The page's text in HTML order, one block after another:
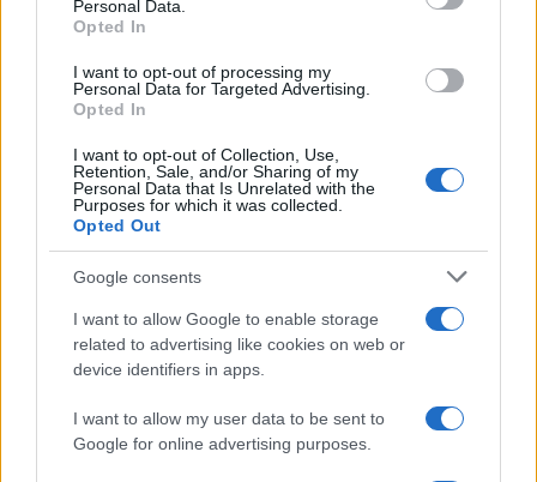
Personal Data.
Opted In
I want to opt-out of processing my
Personal Data for Targeted Advertising.
Opted In
I want to opt-out of Collection, Use,
Retention, Sale, and/or Sharing of my
Personal Data that Is Unrelated with the
Purposes for which it was collected.
Opted Out
Google consents
I want to allow Google to enable storage
related to advertising like cookies on web or
device identifiers in apps.
I want to allow my user data to be sent to
Google for online advertising purposes.
Approfondimenti: casi tipici ed
In contesti con scarse risorse, la priorità è spesso
che mostra benefici concreti, o un piano di
quartiere per la gestione del verde. Dove i dati
mancano, è legittimo avviare
partecipate e protocolli semplici, dichiarando limiti
e migliorando progressivamente. In territori
polarizzati, lostorytellingfunziona meglio se
centrato su co-benefici (salute, risparmi,
complesso, l’advocacypuò passare da